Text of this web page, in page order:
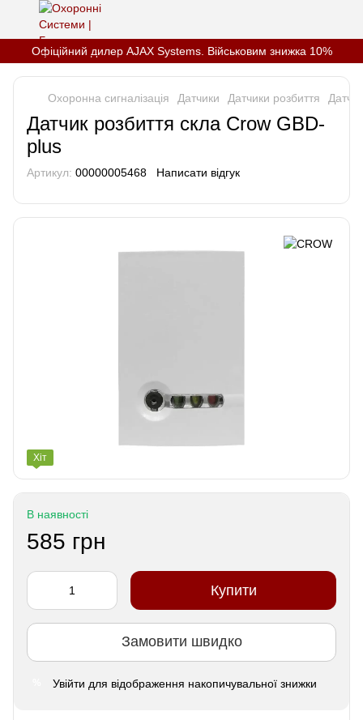
Офіційний дилер AJAX Systems. Військовим знижка 10%
Охоронна сигналізація Датчики Датчики розбиття
Датчик розбиття скла Crow GBD-
plus
Артикул: 00000005468 Написати відгук
Хіт
В наявності
585 грн
Купити
Замовити швидко
Увійти для відображення накопичувальної знижки